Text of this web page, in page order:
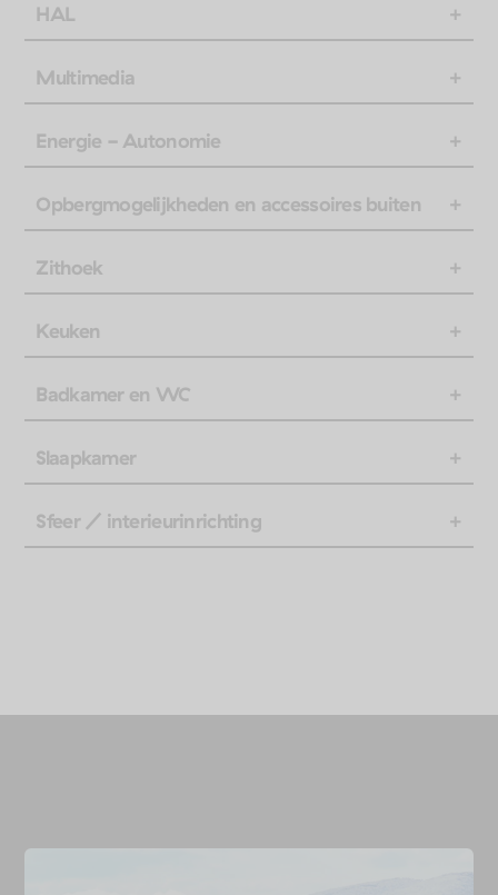
HAL
Multimedia
Energie - Autonomie
Opbergmogelijkheden en accessoires buiten
Zithoek
Keuken
Badkamer en WC
Slaapkamer
Sfeer / interieurinrichting